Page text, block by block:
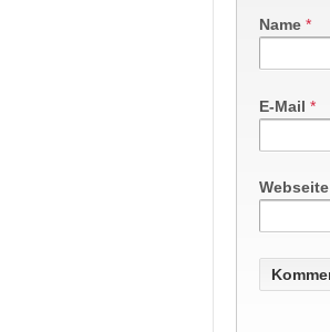
Name *
E-Mail *
Webseite